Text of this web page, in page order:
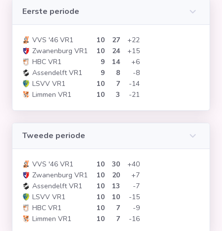
Wedstrijden
Statistieken
Overige links
Eerste periode
VVS '46 VR1 10 27
+22
Zwanenburg VR1
10 24
+15
HBC VR1
9 14
+6
Assendelft VR1
9 8
-8
LSVV VR1
10 7
-14
Limmen VR1
10 3 -21
Tweede periode
VVS '46 VR1 10 30
+40
Zwanenburg VR1
10 20
+7
Assendelft VR1
10 13
-7
LSVV VR1
10 10
-15
HBC VR1
10 7
-9
Limmen VR1
10 7 -16